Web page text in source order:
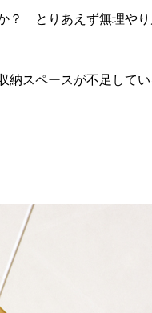
？ とりあえず無理や
スペースが不足して